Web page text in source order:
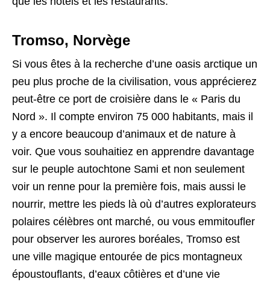
Tromso, Norvège
Si vous êtes à la recherche d’une oasis arctique un
peu plus proche de la civilisation, vous apprécierez
peut-être ce port de croisière dans le « Paris du
Nord ». Il compte environ 75 000 habitants, mais il
y a encore beaucoup d’animaux et de nature à
voir. Que vous souhaitiez en apprendre davantage
sur le peuple autochtone Sami et non seulement
voir un renne pour la première fois, mais aussi le
nourrir, mettre les pieds là où d’autres explorateurs
polaires célèbres ont marché, ou vous emmitoufler
pour observer les aurores boréales, Tromso est
une ville magique entourée de pics montagneux
époustouflants, d’eaux côtières et d’une vie